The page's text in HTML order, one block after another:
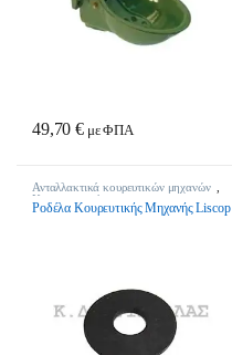
49,70€ με ΦΠΑ
Ανταλλακτικά κουρευτικών μηχανών ,
Κτηνοτροφικά
Ροδέλα Κουρευτικής Μηχανής Liscop